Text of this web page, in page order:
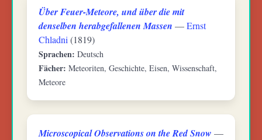
Über Feuer-Meteore, und über die mit
denselben herabgefallenen Massen —Ernst
Chladni (1819)
Sprachen: Deutsch
Fächer: Meteoriten, Geschichte, Eisen, Wissenschaft,
Meteore
Microscopical Observations on the Red Snow —